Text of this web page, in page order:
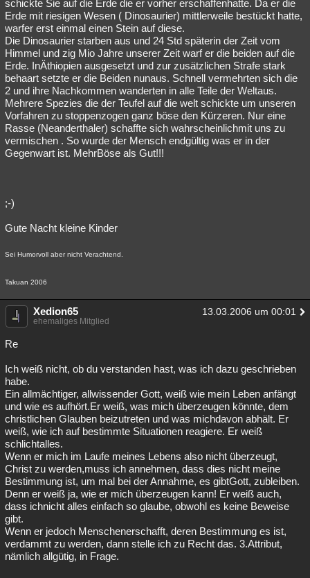
schickte Sie auf die Erde die er vorher erschaffenhatte. Da er die
Erde mit riesigen Wesen ( Dinosaurier) mittlerweile bestückt hatte,
warfer erst einmal einen Stein auf diese.
Die Dinosaurier starben aus und 24 Std späterin der Zeit vom
Himmel und zig Mio Jahre unserer Zeit warf er die beiden auf die
Erde. InÄthiopien ausgesetzt und zur zusätzlichen Strafe stark
behaart setzte er die Beiden nunaus. Schnell vermehrten sich die
2 und ihre Nachkommen wanderten in alle Teile der Weltaus.
Mehrere Spezies die der Teufel auf die welt schickte um unseren
Vorfahren zu stoppenzogen ganz böse den Kürzeren. Nur eine
Rasse (Neanderthaler) schaffte sich wahrscheinlichmit uns zu
vermischen . So wurde der Mensch endgültig was er in der
Gegenwart ist. MehrBöse als Gut!!!
;-)
Gute Nacht kleine Kinder
Sei Humorvoll aber nicht Verachtend.
Takuan 2006
Xedion65 13.03.2006 um 00:01
ehemaliges Mitglied
Re
Ich weiß nicht, ob du verstanden hast, was ich dazu geschrieben
habe.
Ein allmächtiger, allwissender Gott, weiß wie mein Leben anfängt
und wie es aufhört.Er weiß, was mich überzeugen könnte, dem
christlichen Glauben beizutreten und was michdavon abhält. Er
weiß, wie ich auf bestimmte Situationen reagiere. Er weiß
schlichtalles.
Wenn er mich im Laufe meines Lebens also nicht überzeugt,
Christ zu werden,muss ich annehmen, dass dies nicht meine
Bestimmung ist, um mal bei der Annahme, es gibtGott, zubleiben.
Denn er weiß ja, wie er mich überzeugen kann! Er weiß auch,
dass ichnicht alles einfach so glaube, obwohl es keine Beweise
gibt.
Wenn er jedoch Menschenerschafft, deren Bestimmung es ist,
verdammt zu werden, dann stelle ich zu Recht das. 3.Attribut,
nämlich allgütig, in Frage.